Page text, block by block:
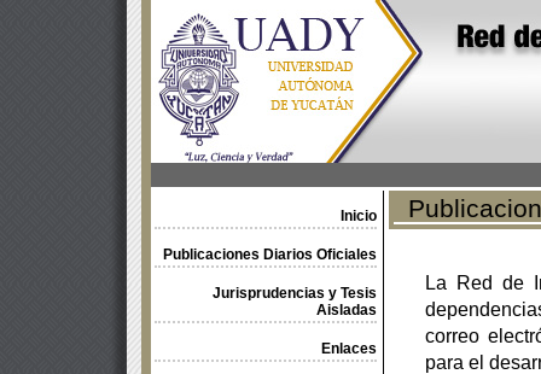
Inicio
Publicaciones Diarios Oficiales
Jurisprudencias y Tesis
Aisladas
Enlaces
La Red de
correo
para el